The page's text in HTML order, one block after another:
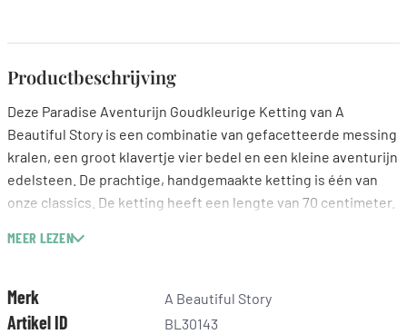
Productbeschrijving
Deze Paradise Aventurijn Goudkleurige Ketting van A
Beautiful Story is een combinatie van gefacetteerde messing
kralen, een groot klavertje vier bedel en een kleine aventurijn
edelsteen. De prachtige, handgemaakte ketting is één van
onze classics. De ketting heeft een lengte van 70 centimeter.
Ga op avontuur met een onbezorgd hart en maak de reis van
plezier.
MEER LEZEN
Merk A Beautiful Story
Artikel ID
BL30143